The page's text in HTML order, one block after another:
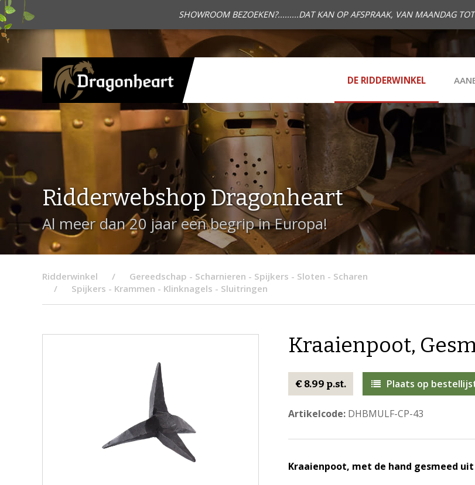
SHOWROOM BEZOEKEN?.........DAT KAN OP AFSPRAAK, VAN MAANDAG
DE RIDDERWINKEL
Ridderwebshop Dragonheart
Al meer dan 20 jaar een begrip in Europa!
Ridderwinkel
Gereedschap - Scharnieren - Spijkers - Sloten - Scharen
Spijkers - Krammen - Klinknagels - Sluitringen
Kraaienpoot,
€ 8.99 p.st. Plaats op
Artikelcode:DHBMULF-CP-43
Kraaienpoot, met de hand gesmeed